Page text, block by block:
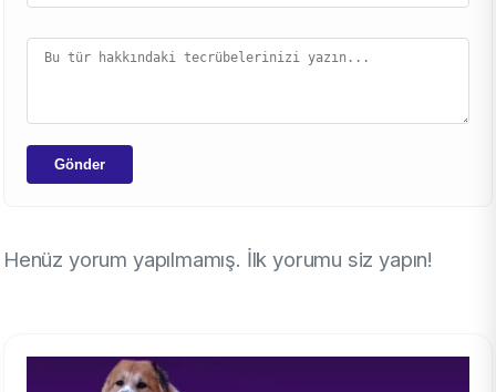
Gönder
Henüz yorum yapılmamış. İlk yorumu siz yapın!